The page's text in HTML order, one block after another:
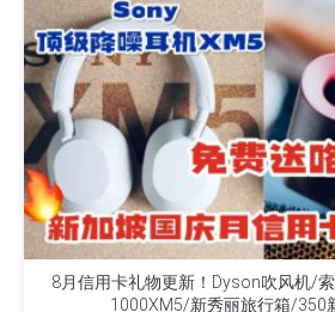
8月信用卡礼物更新！Dyson吹风机/
1000XM5/新秀丽旅行箱/350